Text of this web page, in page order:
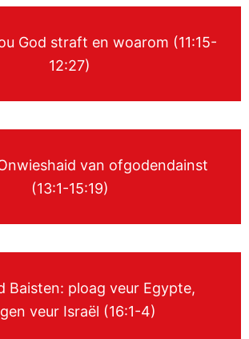
God straft en woarom (11:15-
12:27)
van ofgodendainst
(13:1-15:19)
Baisten: ploag veur Egypte,
veur Israël (16:1-4)